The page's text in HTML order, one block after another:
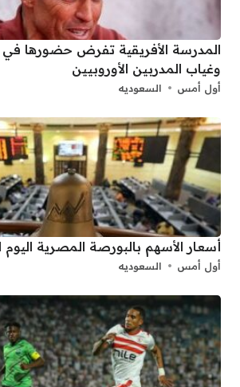
المدرسة الأفريقية تفرض حضورها
وغياب المدربين الأوروبيين
أول أمس السعوديه
أسعار الأسهم بالبورصة المصرية اليوم الثلاثاء
أول أمس السعوديه